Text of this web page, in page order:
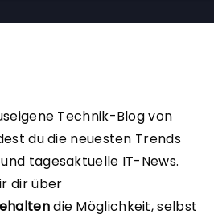
Technik-Blog von
du die neuesten Trends
tagesaktuelle IT-News.
dir über
die Möglichkeit, selbst